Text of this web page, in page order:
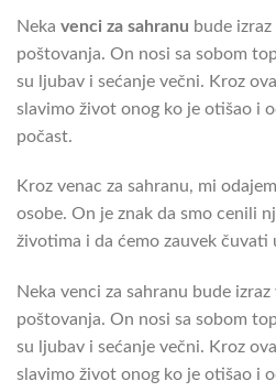
Neka venci za sahranu bude izraz
poštovanja. On nosi sa sobom
su ljubav i sećanje večni. Kroz
slavimo život onog ko je otišao i
počast.
Kroz venac za sahranu, mi
osobe. On je znak da smo cenili
životima i da ćemo zauvek čuvati
Neka venci za sahranu bude
poštovanja. On nosi sa sobom
su ljubav i sećanje večni. Kroz
slavimo život onog ko je otišao i